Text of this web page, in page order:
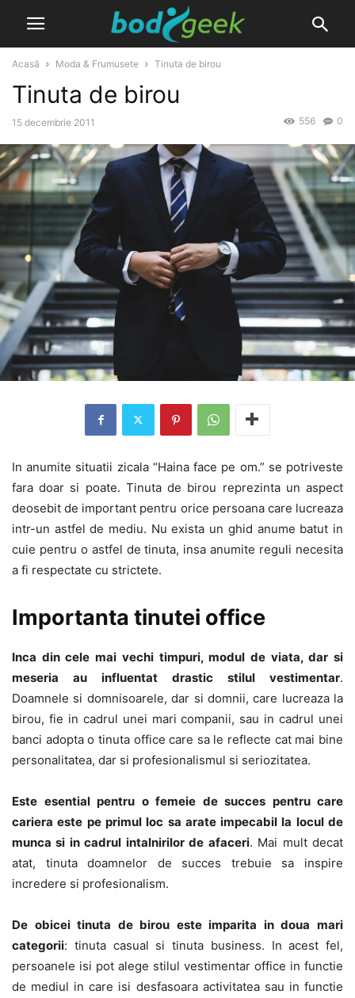
Acasă Moda & Frumusete Tinuta de birou
Tinuta de birou
15 decembrie 2011 0
556
In anumite situatii zicala “Haina face pe om.” se potriveste
fara doar si poate. Tinuta de birou reprezinta un aspect
deosebit de important pentru orice persoana care lucreaza
intr-un astfel de mediu. Nu exista un ghid anume batut in
cuie pentru o astfel de tinuta, insa anumite reguli necesita
a fi respectate cu strictete.
Importanta tinutei office
Inca din cele mai vechi timpuri, modul de viata, dar si
meseria au influentat drastic stilul vestimentar.
Doamnele si domnisoarele, dar si domnii, care lucreaza la
birou, fie in cadrul unei mari companii, sau in cadrul unei
banci adopta o tinuta office care sa le reflecte cat mai bine
personalitatea, dar si profesionalismul si seriozitatea.
Este esential pentru o femeie de succes pentru care
cariera este pe primul loc sa arate impecabil la locul de
munca si in cadrul intalnirilor de afaceri. Mai mult decat
atat, tinuta doamnelor de succes trebuie sa inspire
incredere si profesionalism.
De obicei tinuta de birou este imparita in doua mari
categorii: tinuta casual si tinuta business. In acest fel,
persoanele isi pot alege stilul vestimentar office in functie
de mediul in care isi desfasoara activitatea sau in functie